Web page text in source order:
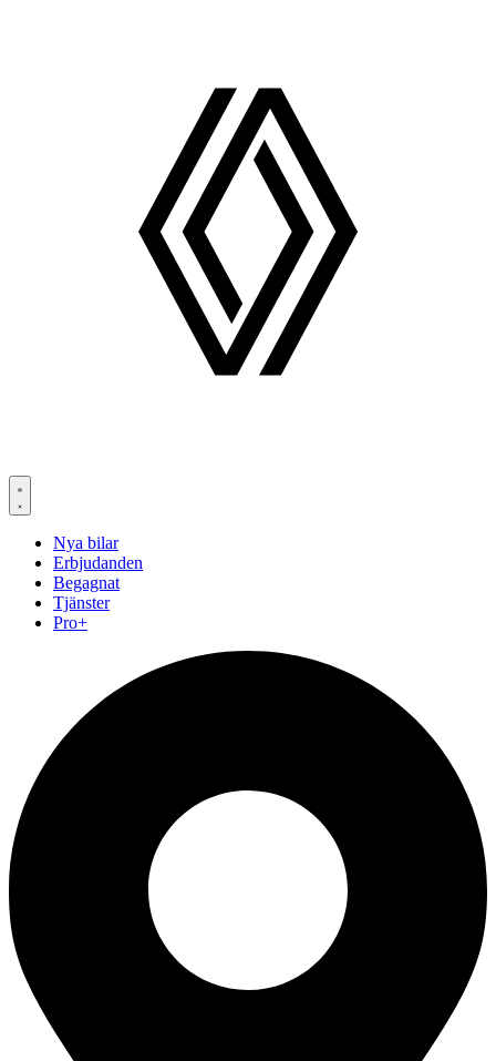
Nya bilar
Erbjudanden
Begagnat
Tjänster
Pro+